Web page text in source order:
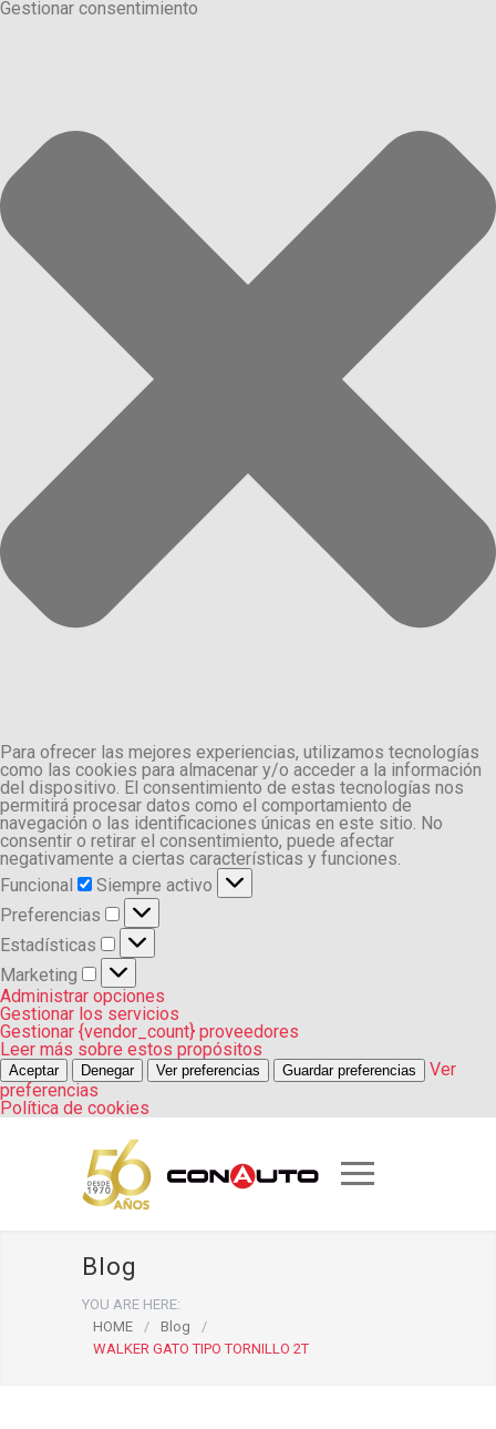
Gestionar consentimiento
Para ofrecer las mejores experiencias, utilizamos tecnologías
como las cookies para almacenar y/o acceder a la información
del dispositivo. El consentimiento de estas tecnologías nos
permitirá procesar datos como el comportamiento de
navegación o las identificaciones únicas en este sitio. No
consentir o retirar el consentimiento, puede afectar
negativamente a ciertas características y funciones.
Funcional
Funcional
Siempre activo
Preferencias
Preferencias
Estadísticas
Estadísticas
Marketing
Marketing
Administrar opciones
Gestionar los servicios
Gestionar {vendor_count} proveedores
Leer más sobre estos propósitos
Aceptar Denegar Ver preferencias Guardar preferencias
Ver
preferencias
Política de cookies
Blog
YOU ARE HERE:
HOME
/ Blog
/
WALKER GATO TIPO TORNILLO 2T